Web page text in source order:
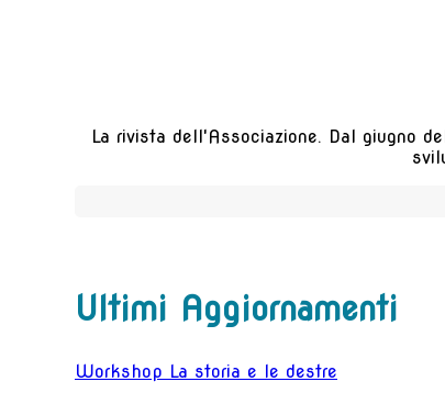
La rivista dell'Associazione. Dal giugno
Ultimi Aggiornamenti
Workshop La storia e le destre